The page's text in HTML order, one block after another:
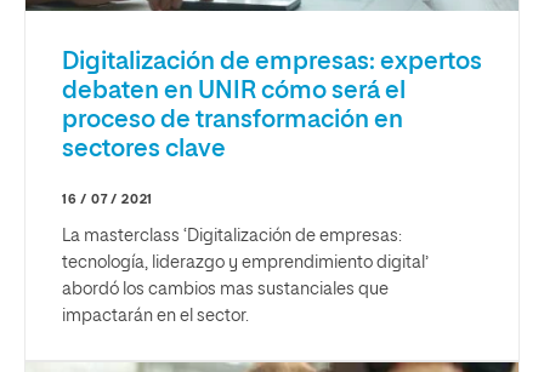
Digitalización de empresas: expertos
debaten en UNIR cómo será el
proceso de transformación en
sectores clave
16 / 07 / 2021
La masterclass ‘Digitalización de empresas:
tecnología, liderazgo y emprendimiento digital’
abordó los cambios mas sustanciales que
impactarán en el sector.